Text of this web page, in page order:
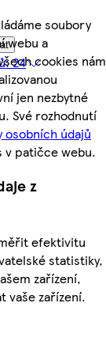
soubory
webu a
cookies nám
jen nezbytné
Své rozhodnutí
osobních údajů
v patičce webu.
z
efektivitu
statistiky,
zařízení,
vaše zařízení.
24